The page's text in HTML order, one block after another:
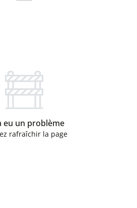
eu un problème
rafraîchir la page